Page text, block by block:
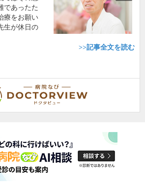
であったた
療をお願い
生が休日の
>>記事全文を読む